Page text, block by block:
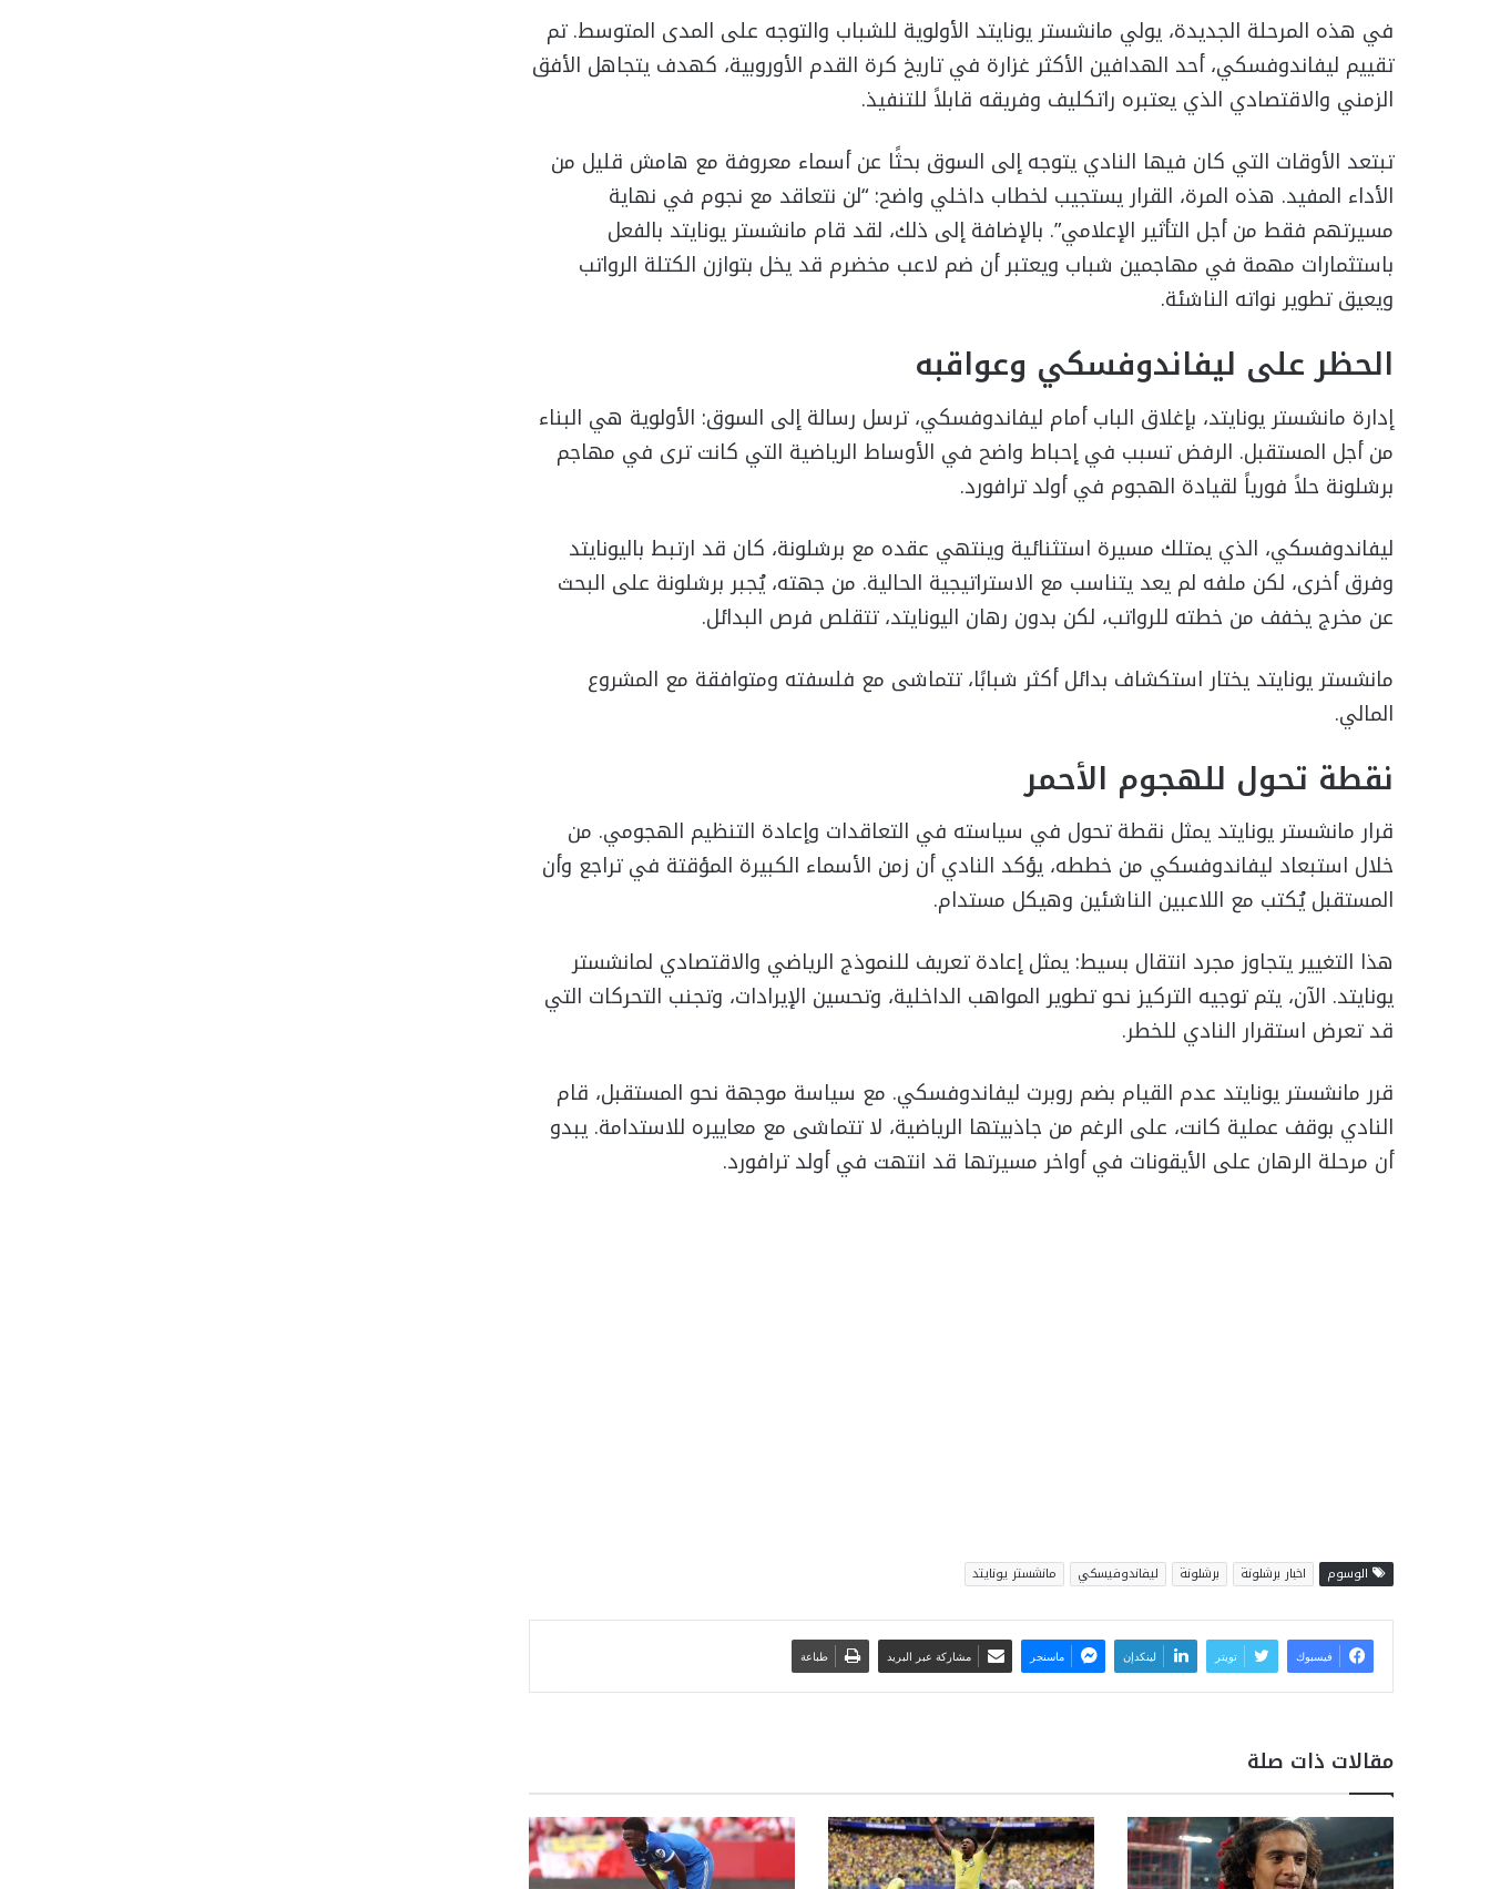
في هذه المرحلة الجديدة، يولي مانشستر يونايتد الأولوية للشباب والتوجه على المدى المتوسط. تم
تقييم ليفاندوفسكي، أحد الهدافين الأكثر غزارة في تاريخ كرة القدم الأوروبية، كهدف يتجاهل الأفق
الزمني والاقتصادي الذي يعتبره راتكليف وفريقه قابلاً للتنفيذ.
تبتعد الأوقات التي كان فيها النادي يتوجه إلى السوق بحثًا عن أسماء معروفة مع هامش قليل من
الأداء المفيد. هذه المرة، القرار يستجيب لخطاب داخلي واضح: “لن نتعاقد مع نجوم في نهاية
مسيرتهم فقط من أجل التأثير الإعلامي”. بالإضافة إلى ذلك، لقد قام مانشستر يونايتد بالفعل
باستثمارات مهمة في مهاجمين شباب ويعتبر أن ضم لاعب مخضرم قد يخل بتوازن الكتلة الرواتب
ويعيق تطوير نواته الناشئة.
الحظر على ليفاندوفسكي وعواقبه
إدارة مانشستر يونايتد، بإغلاق الباب أمام ليفاندوفسكي، ترسل رسالة إلى السوق: الأولوية هي البناء
من أجل المستقبل. الرفض تسبب في إحباط واضح في الأوساط الرياضية التي كانت ترى في مهاجم
برشلونة حلاً فورياً لقيادة الهجوم في أولد ترافورد.
ليفاندوفسكي، الذي يمتلك مسيرة استثنائية وينتهي عقده مع برشلونة، كان قد ارتبط باليونايتد
وفرق أخرى، لكن ملفه لم يعد يتناسب مع الاستراتيجية الحالية. من جهته، يُجبر برشلونة على البحث
عن مخرج يخفف من خطته للرواتب، لكن بدون رهان اليونايتد، تتقلص فرص البدائل.
مانشستر يونايتد يختار استكشاف بدائل أكثر شبابًا، تتماشى مع فلسفته ومتوافقة مع المشروع
المالي.
نقطة تحول للهجوم الأحمر
قرار مانشستر يونايتد يمثل نقطة تحول في سياسته في التعاقدات وإعادة التنظيم الهجومي. من
خلال استبعاد ليفاندوفسكي من خططه، يؤكد النادي أن زمن الأسماء الكبيرة المؤقتة في تراجع وأن
المستقبل يُكتب مع اللاعبين الناشئين وهيكل مستدام.
هذا التغيير يتجاوز مجرد انتقال بسيط: يمثل إعادة تعريف للنموذج الرياضي والاقتصادي لمانشستر
يونايتد. الآن، يتم توجيه التركيز نحو تطوير المواهب الداخلية، وتحسين الإيرادات، وتجنب التحركات التي
قد تعرض استقرار النادي للخطر.
قرر مانشستر يونايتد عدم القيام بضم روبرت ليفاندوفسكي. مع سياسة موجهة نحو المستقبل، قام
النادي بوقف عملية كانت، على الرغم من جاذبيتها الرياضية، لا تتماشى مع معاييره للاستدامة. يبدو
أن مرحلة الرهان على الأيقونات في أواخر مسيرتها قد انتهت في أولد ترافورد.
الوسوم اخبار برشلونة برشلونة ليفاندوفيسكي مانشستر يونايتد
فيسبوك تويتر لينكدإن ماسنجر مشاركة عبر البريد طباعة
مقالات ذات صلة